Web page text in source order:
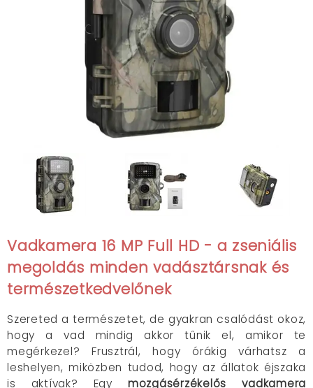
Vadkamera 16 MP Full HD - a zseniális
megoldás minden vadásztársnak és
természetkedvelőnek
Szereted a természetet, de gyakran csalódást okoz,
hogy a vad mindig akkor tűnik el, amikor te
megérkezel? Frusztrál, hogy órákig várhatsz a
leshelyen, miközben tudod, hogy az állatok éjszaka
is aktívak? Egy mozgásérzékelős vadkamera